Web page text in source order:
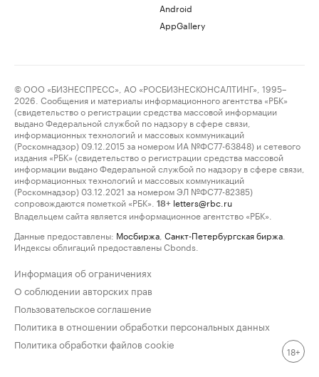
Android
AppGallery
© ООО «БИЗНЕСПРЕСС», АО «РОСБИЗНЕСКОНСАЛТИНГ», 1995–
2026. Сообщения и материалы информационного агентства «РБК»
(свидетельство о регистрации средства массовой информации
выдано Федеральной службой по надзору в сфере связи,
информационных технологий и массовых коммуникаций
(Роскомнадзор) 09.12.2015 за номером ИА №ФС77-63848) и сетевого
издания «РБК» (свидетельство о регистрации средства массовой
информации выдано Федеральной службой по надзору в сфере связи,
информационных технологий и массовых коммуникаций
(Роскомнадзор) 03.12.2021 за номером ЭЛ №ФС77-82385)
сопровождаются пометкой «РБК».
18+ letters@rbc.ru
Владельцем сайта является информационное агентство «РБК».
Данные предоставлены: Мосбиржа Санкт-Петербургская биржа
Индексы облигаций предоставлены Cbonds.
Информация об ограничениях
О соблюдении авторских прав
Пользовательское соглашение
Политика в отношении обработки персональных данных
Политика обработки файлов cookie
18+